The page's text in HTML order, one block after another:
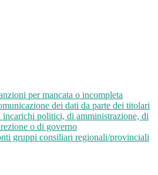
per mancata o incompleta
dei dati da parte dei titolari
incarichi politici, di amministrazione, di
o di governo
gruppi consiliari regionali/provinciali